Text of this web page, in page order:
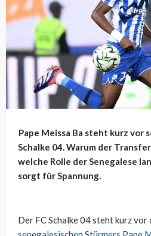
Pape Meissa Ba steht kurz vor
Schalke 04. Warum der
welche Rolle der Senegalese
sorgt für Spannung.
Der FC Schalke 04 steht kurz vor